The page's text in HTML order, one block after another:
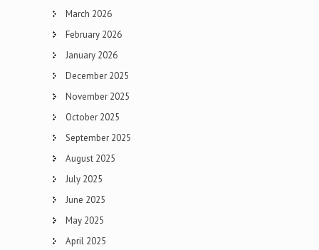
March 2026
February 2026
January 2026
December 2025
November 2025
October 2025
September 2025
August 2025
July 2025
June 2025
May 2025
April 2025